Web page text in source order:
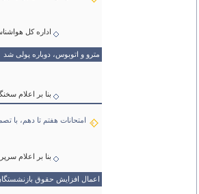
اداره کل
مترو و اتوبوس، دوباره پولی شد
بنا بر اعلام
امتحانات هفتم تا دهم، با
بنا بر اعلام سرپرست
اعمال افزایش حقوق بازنشستگان از